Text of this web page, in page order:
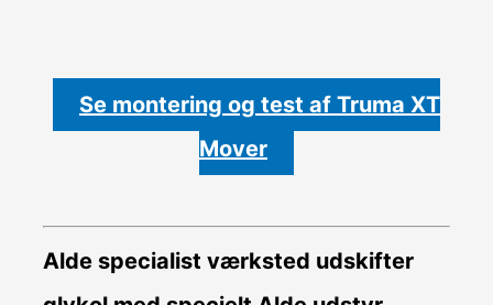
Se montering og test af Truma XT
Mover
Alde specialist værksted udskifter